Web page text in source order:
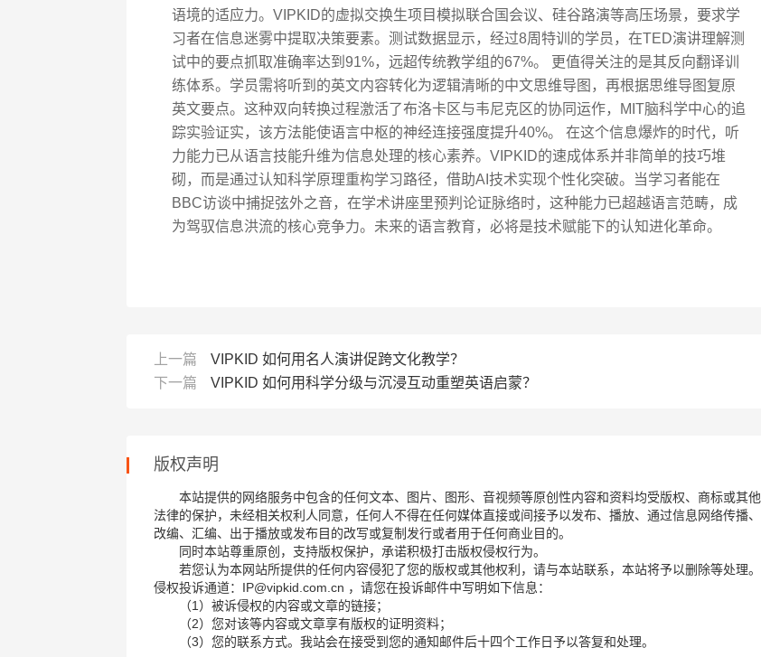
语境的适应力。VIPKID的虚拟交换生项目模拟联合国会议、硅谷路演等高压场景，要求学
习者在信息迷雾中提取决策要素。测试数据显示，经过8周特训的学员，在TED演讲理解测
试中的要点抓取准确率达到91%，远超传统教学组的67%。 更值得关注的是其反向翻译训
练体系。学员需将听到的英文内容转化为逻辑清晰的中文思维导图，再根据思维导图复原
英文要点。这种双向转换过程激活了布洛卡区与韦尼克区的协同运作，MIT脑科学中心的追
踪实验证实，该方法能使语言中枢的神经连接强度提升40%。 在这个信息爆炸的时代，听
力能力已从语言技能升维为信息处理的核心素养。VIPKID的速成体系并非简单的技巧堆
砌，而是通过认知科学原理重构学习路径，借助AI技术实现个性化突破。当学习者能在
BBC访谈中捕捉弦外之音，在学术讲座里预判论证脉络时，这种能力已超越语言范畴，成
为驾驭信息洪流的核心竞争力。未来的语言教育，必将是技术赋能下的认知进化革命。
上一篇
VIPKID 如何用名人演讲促跨文化教学？
下一篇
VIPKID 如何用科学分级与沉浸互动重塑英语启蒙？
版权声明
本站提供的网络服务中包含的任何文本、图片、图形、音视频等原创性内容和资料均受版权、商标或其他
法律的保护，未经相关权利人同意，任何人不得在任何媒体直接或间接予以发布、播放、通过信息网络传播、
改编、汇编、出于播放或发布目的改写或复制发行或者用于任何商业目的。
同时本站尊重原创，支持版权保护，承诺积极打击版权侵权行为。
若您认为本网站所提供的任何内容侵犯了您的版权或其他权利，请与本站联系，本站将予以删除等处理。
侵权投诉通道：IP@vipkid.com.cn ，请您在投诉邮件中写明如下信息：
（1）被诉侵权的内容或文章的链接；
（2）您对该等内容或文章享有版权的证明资料；
（3）您的联系方式。我站会在接受到您的通知邮件后十四个工作日予以答复和处理。